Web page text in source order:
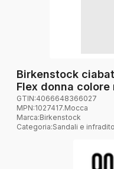
Birkenstock
Flex donna colore
GTIN:4066648366027
MPN:1027417.Mocca
Marca:Birkenstock
Categoria:Sandali e infradito